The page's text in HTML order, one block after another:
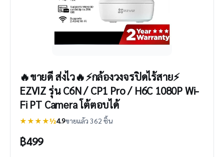
🔥ขายดี ส่งไว🔥⚡️กล้องวงจรปิดไร้สาย⚡️
EZVIZ รุ่น C6N / CP1 Pro / H6C 1080P Wi-
Fi PT Camera โต้ตอบได้
★★★★½4.9ขายแล้ว 362 ชิ้น
฿499